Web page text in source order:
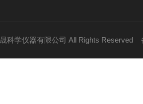
科学仪器有限公司 All Rights Reserved